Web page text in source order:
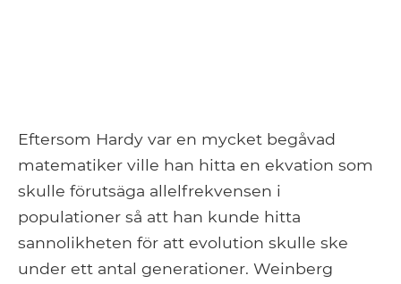
Eftersom Hardy var en mycket begåvad
matematiker ville han hitta en ekvation som
skulle förutsäga allelfrekvensen i
populationer så att han kunde hitta
sannolikheten för att evolution skulle ske
under ett antal generationer. Weinberg